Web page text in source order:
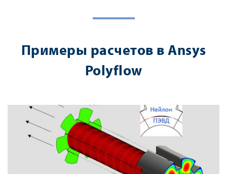
Примеры расчетов в Ansys
Polyflow